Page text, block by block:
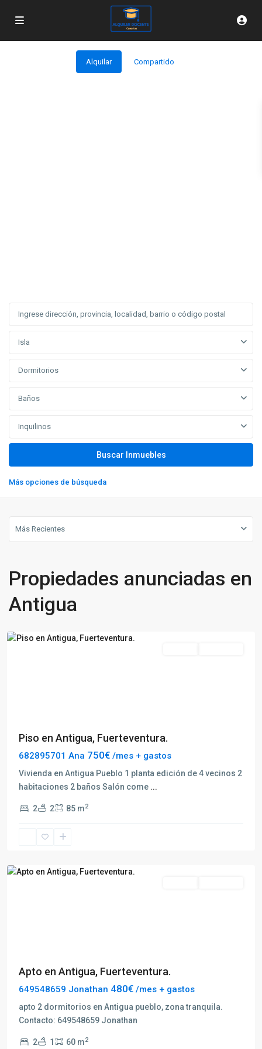
Alquilar Compartido
Isla
Dormitorios
Baños
Inquilinos
Más opciones de búsqueda
Más Recientes
Propiedades anunciadas en
Antigua
Piso en Antigua, Fuerteventura.
682895701 Ana 750€ /mes + gastos
Vivienda en Antigua Pueblo 1 planta edición de 4 vecinos 2
habitaciones 2 baños Salón come ...
2 2 85 m2
Apto en Antigua, Fuerteventura.
649548659 Jonathan 480€ /mes + gastos
apto 2 dormitorios en Antigua pueblo, zona tranquila.
Contacto: 649548659 Jonathan
2 1 60 m2